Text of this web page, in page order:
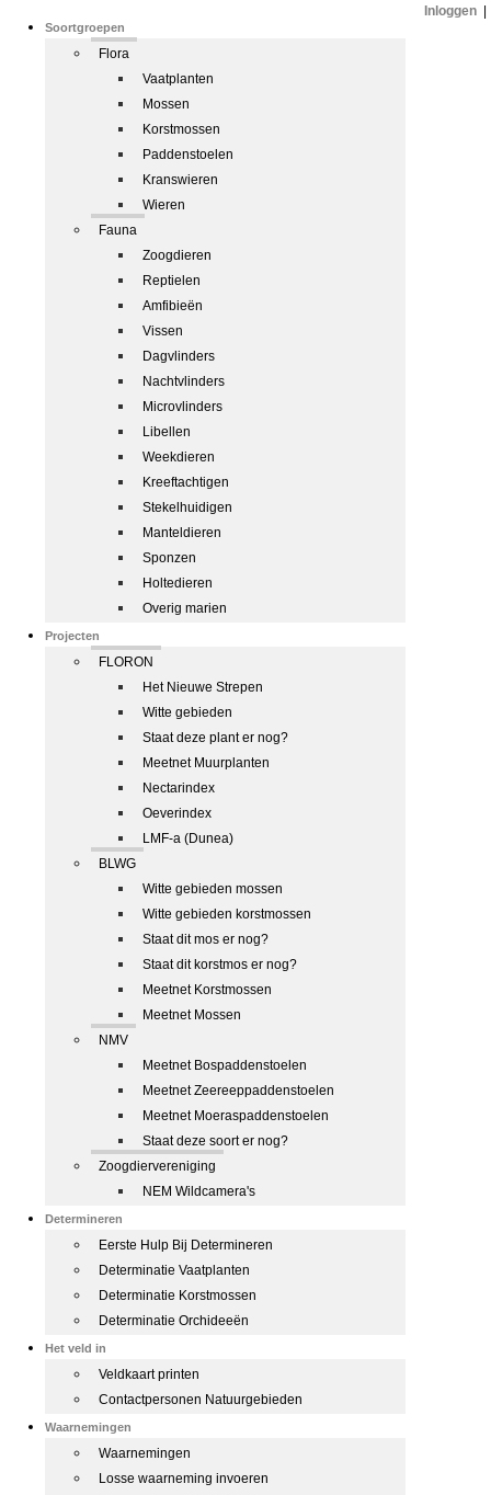
Soortgroepen
Flora
Vaatplanten
Mossen
Korstmossen
Paddenstoelen
Kranswieren
Wieren
Fauna
Zoogdieren
Reptielen
Amfibieën
Vissen
Dagvlinders
Nachtvlinders
Microvlinders
Libellen
Weekdieren
Kreeftachtigen
Stekelhuidigen
Manteldieren
Sponzen
Holtedieren
Overig marien
Projecten
FLORON
Het Nieuwe Strepen
Witte gebieden
Staat deze plant er nog?
Meetnet Muurplanten
Nectarindex
Oeverindex
LMF-a (Dunea)
BLWG
Witte gebieden mossen
Witte gebieden korstmossen
Staat dit mos er nog?
Staat dit korstmos er nog?
Meetnet Korstmossen
Meetnet Mossen
NMV
Meetnet Bospaddenstoelen
Meetnet Zeereeppaddenstoelen
Meetnet Moeraspaddenstoelen
Staat deze soort er nog?
Zoogdiervereniging
NEM Wildcamera's
Determineren
Eerste Hulp Bij Determineren
Determinatie Vaatplanten
Determinatie Korstmossen
Determinatie Orchideeën
Het veld in
Veldkaart printen
Contactpersonen Natuurgebieden
Waarnemingen
Waarnemingen
Losse waarneming invoeren
Inloggen